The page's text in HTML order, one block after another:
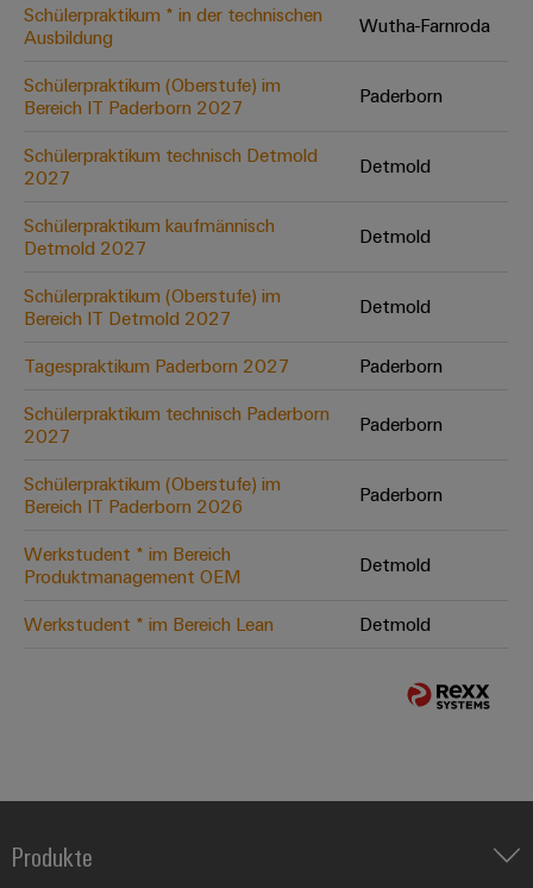
Configurator
auf einem
schnell
Schülerpraktikum * in der technischen
Ausbildung
Wutha-Farnroda
Schülerpraktikum (Oberstufe) im
Bereich IT Paderborn 2027
Paderborn
Schülerpraktikum technisch Detmold
2027
Detmold
Schülerpraktikum kaufmännisch
Detmold 2027
Detmold
Schülerpraktikum (Oberstufe) im
Bereich IT Detmold 2027
Detmold
Tagespraktikum Paderborn 2027
Paderborn
Schülerpraktikum technisch Paderborn
2027
Paderborn
Schülerpraktikum (Oberstufe) im
Bereich IT Paderborn 2026
Paderborn
Werkstudent * im Bereich
Produktmanagement OEM
Detmold
Werkstudent * im Bereich Lean Detmold
Produkte